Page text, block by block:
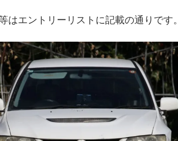
はエントリーリストに記載の通りです。